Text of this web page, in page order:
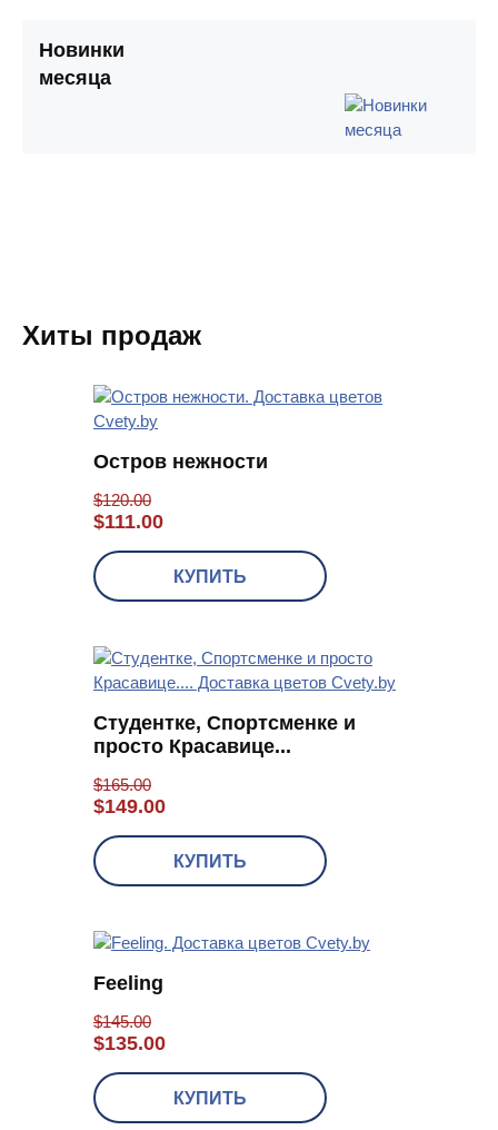
Новинки
месяца
Хиты продаж
Остров нежности
$120.00
$111.00
КУПИТЬ
Студентке, Спортсменке и
просто Красавице...
$165.00
$149.00
КУПИТЬ
Feeling
$145.00
$135.00
КУПИТЬ